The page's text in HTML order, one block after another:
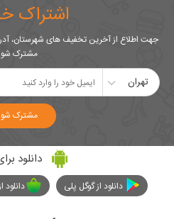
اشتراک
جهت اطلاع از آخرین تخفیف های شهرستان،
مشترک
تهران
مشترک
دانلود
دانلود از گوگل پلی دانلود